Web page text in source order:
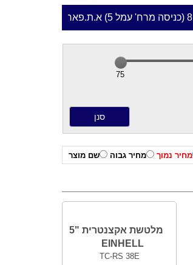
75
מחיר נמוך מחיר גבוה שם מוצר
מלטשת אקצנטרית "5
EINHELL
TC-RS 38E